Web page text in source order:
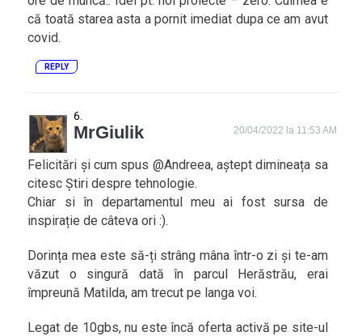
că toată starea asta a pornit imediat dupa ce am avut
covid.
REPLY
MrGiulik 20/04/2022 la 11:53 AM
Felicitări și cum spus @Andreea, aștept dimineața sa
citesc Știri despre tehnologie.
Chiar si în departamentul meu ai fost sursa de
inspirație de câteva ori :).
Dorința mea este să-ți strâng mâna într-o zi și te-am
văzut o singură dată în parcul Herăstrău, erai
împreună Matilda, am trecut pe langa voi.
Legat de 10gbs, nu este încă oferta activă pe site-ul